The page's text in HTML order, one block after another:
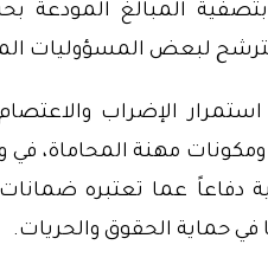
المبالغ المودعة
لبعض المسؤوليات
الإضراب
ومكونات مهنة المحاماة،
دفاعاً عما تعتبره
في حماية الحقوق والحريات.